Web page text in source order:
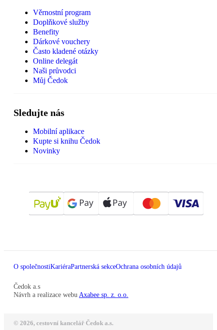
Věrnostní program
Doplňkové služby
Benefity
Dárkové vouchery
Často kladené otázky
Online delegát
Naši průvodci
Můj Čedok
Sledujte nás
Mobilní aplikace
Kupte si knihu Čedok
Novinky
O společnostiKariéraPartnerská sekceOchrana osobních údajů
Čedok a.s
Návrh a realizace webu Axabee sp. z. o.o.
© 2026, cestovní kancelář Čedok a.s.